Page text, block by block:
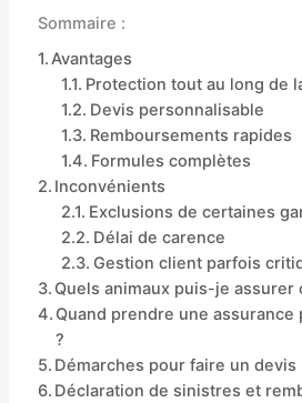
Sommaire :
Avantages
Protection tout au long de
Devis personnalisable
Remboursements rapides
Formules complètes
Inconvénients
Exclusions de certaines
Délai de carence
Gestion client parfois
Quels animaux puis-je assurer
Quand prendre une
?
Démarches pour faire un devis
Déclaration de sinistres et